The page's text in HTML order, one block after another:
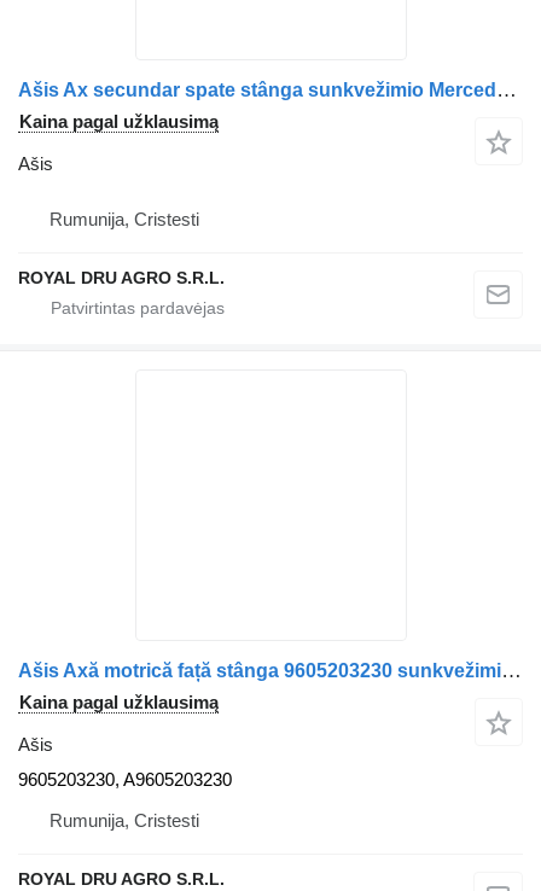
Ašis Ax secundar spate stânga sunkvežimio Mercedes-Benz A9605201611 9605201611
Kaina pagal užklausimą
Ašis
Rumunija, Cristesti
ROYAL DRU AGRO S.R.L.
Ašis Axă motrică față stânga 9605203230 sunkvežimio Mercedes-Benz 9605203230 A9605203230
Kaina pagal užklausimą
Ašis
9605203230, A9605203230
Rumunija, Cristesti
ROYAL DRU AGRO S.R.L.